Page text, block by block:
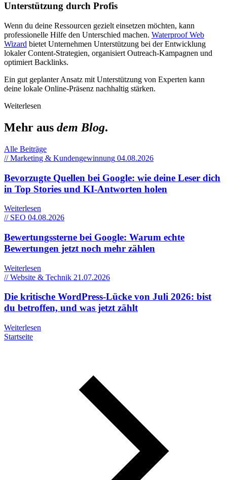
Unterstützung durch Profis
Wenn du deine Ressourcen gezielt einsetzen möchten, kann
professionelle Hilfe den Unterschied machen. Waterproof Web
Wizard bietet Unternehmen Unterstützung bei der Entwicklung
lokaler Content-Strategien, organisiert Outreach-Kampagnen und
optimiert Backlinks.
Ein gut geplanter Ansatz mit Unterstützung von Experten kann
deine lokale Online-Präsenz nachhaltig stärken.
Weiterlesen
Mehr aus dem Blog.
Alle Beiträge
// Marketing & Kundengewinnung 04.08.2026
Bevorzugte Quellen bei Google: wie deine Leser dich
in Top Stories und KI-Antworten holen
Weiterlesen
// SEO 04.08.2026
Bewertungssterne bei Google: Warum echte
Bewertungen jetzt noch mehr zählen
Weiterlesen
// Website & Technik 21.07.2026
Die kritische WordPress-Lücke von Juli 2026: bist
du betroffen, und was jetzt zählt
Weiterlesen
Startseite